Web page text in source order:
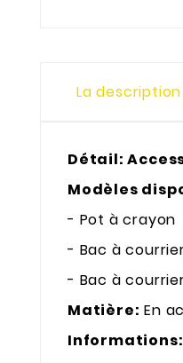
La description
Détail:
Modèles
- Pot à crayon
- Bac à
- Bac à
Matière: En